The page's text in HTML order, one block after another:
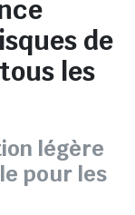
de
les
légère
pour les